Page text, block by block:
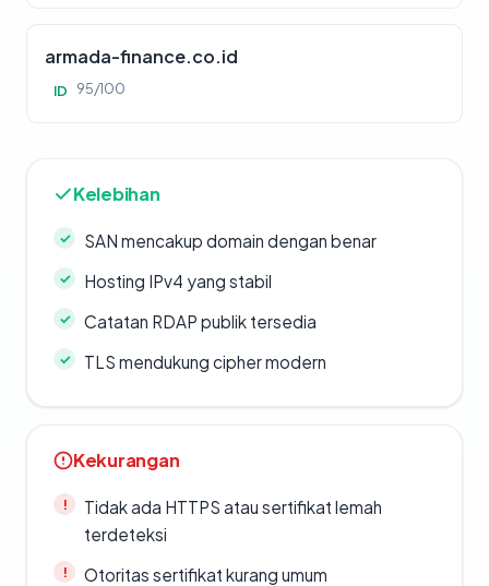
armada-finance.co.id
ID 95/100
Kelebihan
SAN mencakup domain dengan benar
Hosting IPv4 yang stabil
Catatan RDAP publik tersedia
TLS mendukung cipher modern
Kekurangan
Tidak ada HTTPS atau sertifikat lemah
terdeteksi
Otoritas sertifikat kurang umum